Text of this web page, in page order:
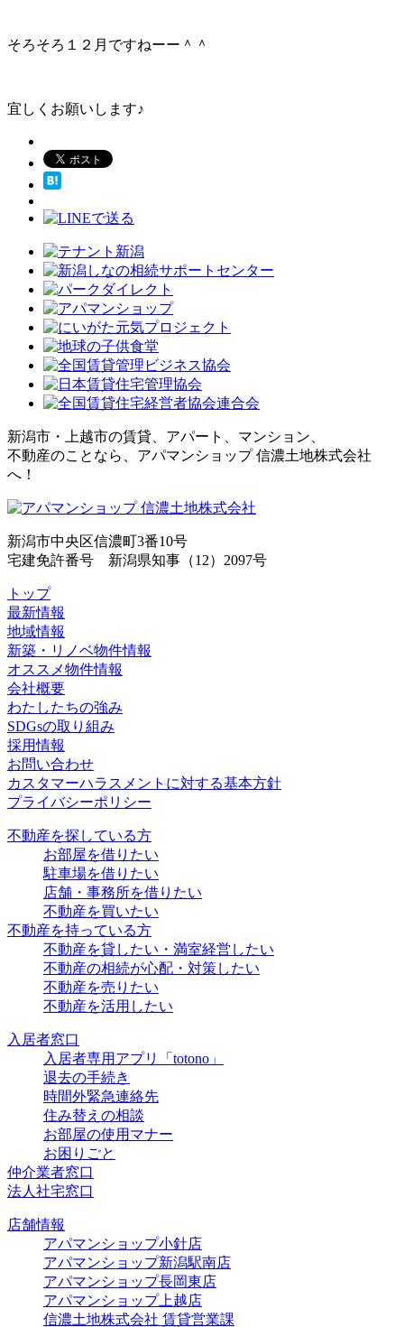
そろそろ１２月ですねーー＾＾
宜しくお願いします♪
新潟市・上越市の賃貸、アパート、マンション、
不動産のことなら、アパマンショップ 信濃土地株式会社
へ！
新潟市中央区信濃町3番10号
宅建免許番号 新潟県知事（12）2097号
トップ
最新情報
地域情報
新築・リノベ物件情報
オススメ物件情報
会社概要
わたしたちの強み
SDGsの取り組み
採用情報
お問い合わせ
カスタマーハラスメントに対する基本方針
プライバシーポリシー
不動産を探している方
お部屋を借りたい
駐車場を借りたい
店舗・事務所を借りたい
不動産を買いたい
不動産を持っている方
不動産を貸したい・満室経営したい
不動産の相続が心配・対策したい
不動産を売りたい
不動産を活用したい
入居者窓口
入居者専用アプリ「totono」
退去の手続き
時間外緊急連絡先
住み替えの相談
お部屋の使用マナー
お困りごと
仲介業者窓口
法人社宅窓口
店舗情報
アパマンショップ小針店
アパマンショップ新潟駅南店
アパマンショップ長岡東店
アパマンショップ上越店
信濃土地株式会社 賃貸営業課